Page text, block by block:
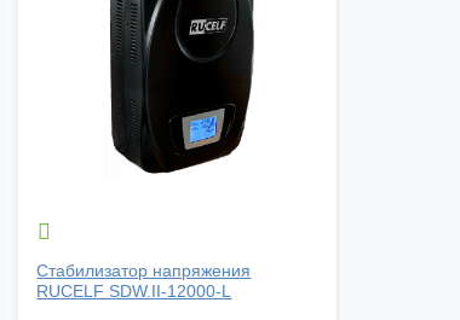

Стабилизатор напряжения
RUCELF SDW.II-12000-L